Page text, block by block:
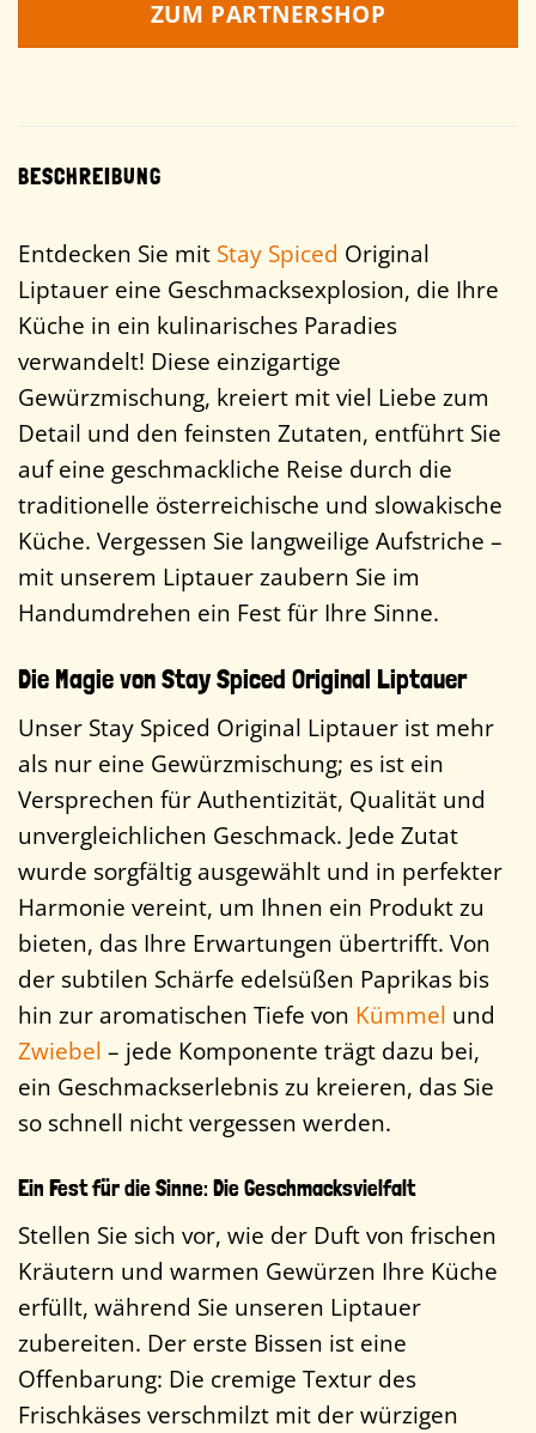
ZUM PARTNERSHOP
BESCHREIBUNG
Entdecken Sie mit Stay Spiced Original
Liptauer eine Geschmacksexplosion, die Ihre
Küche in ein kulinarisches Paradies
verwandelt! Diese einzigartige
Gewürzmischung, kreiert mit viel Liebe zum
Detail und den feinsten Zutaten, entführt Sie
auf eine geschmackliche Reise durch die
traditionelle österreichische und slowakische
Küche. Vergessen Sie langweilige Aufstriche –
mit unserem Liptauer zaubern Sie im
Handumdrehen ein Fest für Ihre Sinne.
Die Magie von Stay Spiced Original Liptauer
Unser Stay Spiced Original Liptauer ist mehr
als nur eine Gewürzmischung; es ist ein
Versprechen für Authentizität, Qualität und
unvergleichlichen Geschmack. Jede Zutat
wurde sorgfältig ausgewählt und in perfekter
Harmonie vereint, um Ihnen ein Produkt zu
bieten, das Ihre Erwartungen übertrifft. Von
der subtilen Schärfe edelsüßen Paprikas bis
hin zur aromatischen Tiefe von Kümmel und
Zwiebel – jede Komponente trägt dazu bei,
ein Geschmackserlebnis zu kreieren, das Sie
so schnell nicht vergessen werden.
Ein Fest für die Sinne: Die Geschmacksvielfalt
Stellen Sie sich vor, wie der Duft von frischen
Kräutern und warmen Gewürzen Ihre Küche
erfüllt, während Sie unseren Liptauer
zubereiten. Der erste Bissen ist eine
Offenbarung: Die cremige Textur des
Frischkäses verschmilzt mit der würzigen